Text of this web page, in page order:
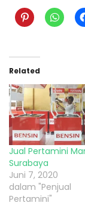
Related
Jual Pertamini
Surabaya
Juni 7, 2020
dalam "Penjual
Pertamini"